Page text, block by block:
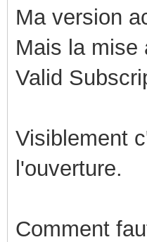
Ma version
Mais la mise
Valid
Visiblement
l'ouverture.
Comment